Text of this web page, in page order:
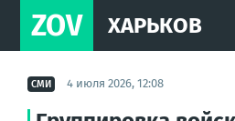
ZOV ХАРЬКОВ
СМИ 4 июля 2026, 12:08